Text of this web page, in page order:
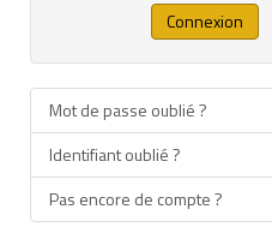
Connexion
Mot de passe oublié ?
Identifiant oublié ?
Pas encore de compte ?